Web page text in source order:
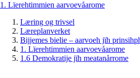
1. Lïerehtimmien aarvoevåarome
Læring og trivsel
Læreplanverket
Bijjemes bielie – aarvoeh jïh
1. Lïerehtimmien aarvoevåarome
1.6 Demokratije jïh meatanårrome